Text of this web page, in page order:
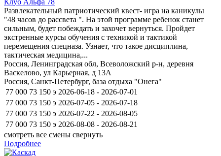
Развлекательный патриотический квест- игра на каникулы
"48 часов до рассвета ". На этой программе ребенок станет
сильным, будет побеждать и захочет вернуться. Пройдет
экстренные курсы обучения с техникой и тактикой
перемещения спецназа. Узнает, что такое дисциплина,
тактическая медицина,...
Россия, Ленинградская обл, Всеволожский р-н, деревня
Васкелово, ул Карьерная, д 13А
Россия, Санкт-Петербург, база отдыха "Онега"
77 000 73 150 э 2026-06-18 - 2026-07-01
77 000 73 150 э 2026-07-05 - 2026-07-18
77 000 73 150 э 2026-07-22 - 2026-08-05
77 000 73 150 э 2026-08-08 - 2026-08-21
смотреть все смены свернуть
Подробнее